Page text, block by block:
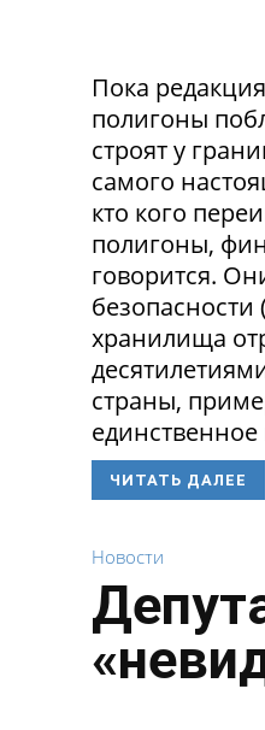
Пока
полигоны
строят у
самого
кто кого
полигоны,
говорится.
хранилища
страны,
единственное
ЧИТАТЬ ДАЛЕЕ
Новости